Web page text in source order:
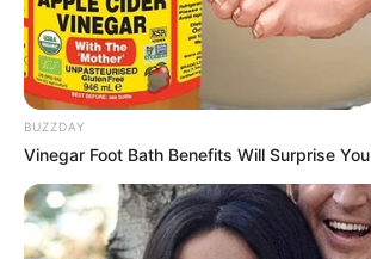
BUZZDAY
Vinegar Foot Bath Benefits Will Surprise You